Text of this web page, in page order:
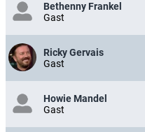
Bethenny Frankel
Gast
Ricky Gervais
Gast
Howie Mandel
Gast